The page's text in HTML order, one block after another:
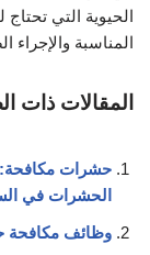
الحيوية التي
المناسبة
المقالات ذات
حشرات مكافحة:
الحشرات في
وظائف مكافحة